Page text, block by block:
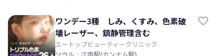
ワンデー3種 しみ、くすみ、色素破
壊レーザー、鎮静管理含む
エートップビューティークリニック